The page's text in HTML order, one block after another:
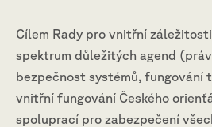
Cílem Rady pro vnitřní
spektrum důležitých agend
bezpečnost systémů, fungování
vnitřní fungování Českého
spoluprací pro zabezpečení